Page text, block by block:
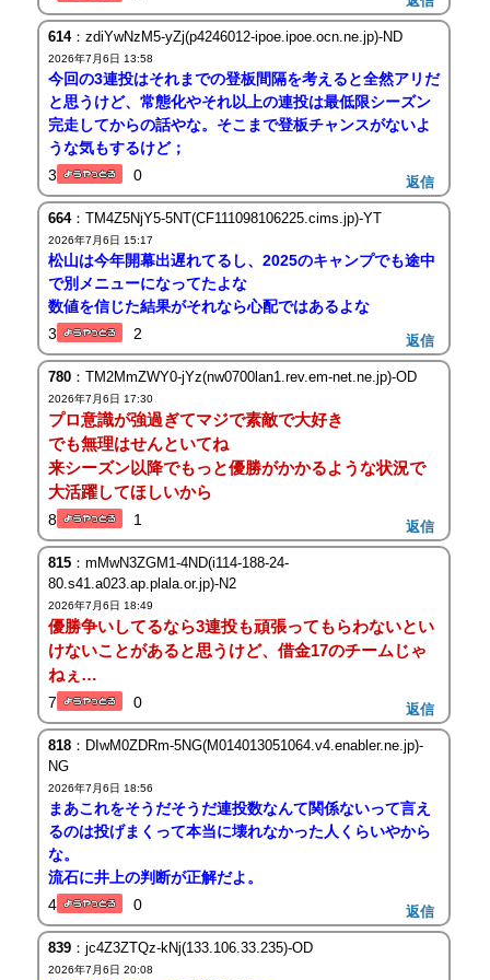
614：zdiYwNzM5-yZj(p4246012-ipoe.ipoe.ocn.ne.jp)-ND
2026年7月6日 13:58
今回の3連投はそれまでの登板間隔を考えると全然アリだ
と思うけど、常態化やそれ以上の連投は最低限シーズン
完走してからの話やな。そこまで登板チャンスがないよ
うな気もするけど；
3
0 返信
664：TM4Z5NjY5-5NT(CF111098106225.cims.jp)-YT
2026年7月6日 15:17
松山は今年開幕出遅れてるし、2025のキャンプでも途中
で別メニューになってたよな
数値を信じた結果がそれなら心配ではあるよな
3
2 返信
780：TM2MmZWY0-jYz(nw0700lan1.rev.em-net.ne.jp)-OD
2026年7月6日 17:30
プロ意識が強過ぎてマジで素敵で大好き
でも無理はせんといてね
来シーズン以降でもっと優勝がかかるような状況で
大活躍してほしいから
8 1 返信
815：mMwN3ZGM1-4ND(i114-188-24-
80.s41.a023.ap.plala.or.jp)-N2
2026年7月6日 18:49
優勝争いしてるなら3連投も頑張ってもらわないとい
けないことがあると思うけど、借金17のチームじゃ
ねぇ…
7 0 返信
818：DIwM0ZDRm-5NG(M014013051064.v4.enabler.ne.jp)-
NG
2026年7月6日 18:56
まあこれをそうだそうだ連投数なんて関係ないって言え
るのは投げまくって本当に壊れなかった人くらいやから
な。
流石に井上の判断が正解だよ。
4
0 返信
839：jc4Z3ZTQz-kNj(133.106.33.235)-OD
2026年7月6日 20:08